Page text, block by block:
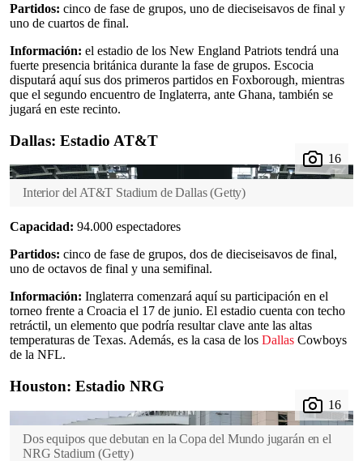
Partidos: cinco de fase de grupos, uno de dieciseisavos de final y
uno de cuartos de final.
Información: el estadio de los New England Patriots tendrá una
fuerte presencia británica durante la fase de grupos. Escocia
disputará aquí sus dos primeros partidos en Foxborough, mientras
que el segundo encuentro de Inglaterra, ante Ghana, también se
jugará en este recinto.
Dallas: Estadio AT&T
Interior del AT&T Stadium de Dallas (Getty)
Capacidad: 94.000 espectadores
Partidos: cinco de fase de grupos, dos de dieciseisavos de final,
uno de octavos de final y una semifinal.
Información: Inglaterra comenzará aquí su participación en el
torneo frente a Croacia el 17 de junio. El estadio cuenta con techo
retráctil, un elemento que podría resultar clave ante las altas
temperaturas de Texas. Además, es la casa de los Dallas Cowboys
de la NFL.
Houston: Estadio NRG
Dos equipos que debutan en la Copa del Mundo jugarán en el
NRG Stadium (Getty)